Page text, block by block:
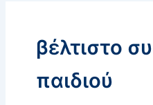
βέλτιστο
παιδιού